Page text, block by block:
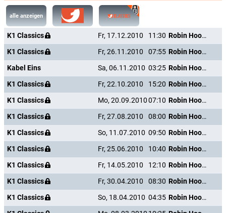
alle anzeigen
K1 Classics Fr, 17.12.2010 11:30
Robin Hood, der Befreier
K1 Classics
Fr, 26.11.2010 07:55
Robin Hood, der Befreier
Kabel Eins
Sa, 06.11.2010 03:25
Robin Hood, der Befreier
K1 Classics
Fr, 22.10.2010 15:20
Robin Hood, der Befreier
K1 Classics
Mo, 20.09.201007:10
Robin Hood, der Befreier
K1 Classics
Fr, 27.08.2010 08:00
Robin Hood, der Befreier
K1 Classics
So, 11.07.2010 09:50
Robin Hood, der Befreier
K1 Classics
Fr, 25.06.2010 10:40
Robin Hood, der Befreier
K1 Classics
Fr, 14.05.2010 12:10
Robin Hood, der Befreier
K1 Classics
Fr, 30.04.2010 08:30
Robin Hood, der Befreier
K1 Classics
So, 18.04.2010 04:35
Robin Hood, der Befreier